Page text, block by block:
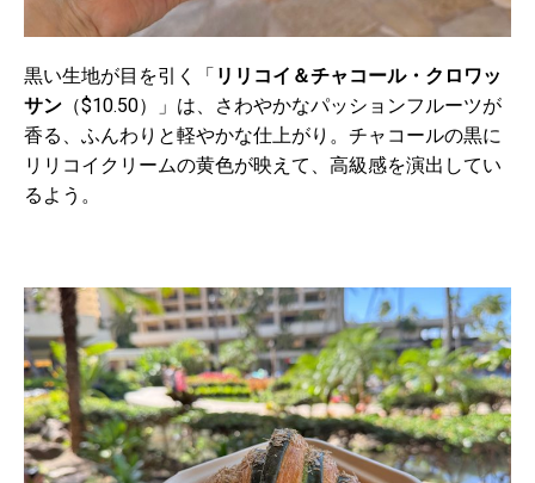
黒い生地が目を引く「 リリコイ＆チャコール・クロワッ
サン （$10.50）」は、さわやかなパッションフルーツが
香る、ふんわりと軽やかな仕上がり。チャコールの黒に
リリコイクリームの黄色が映えて、高級感を演出してい
るよう。